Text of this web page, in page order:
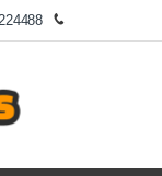
Skip to navigation